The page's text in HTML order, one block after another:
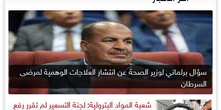
سؤال برلماني لوزير الصحة عن انتشار العلاجات الوهمية لمرضى
السرطان
شعبة المواد البترولية: لجنة التسعير لم تقرر رفع